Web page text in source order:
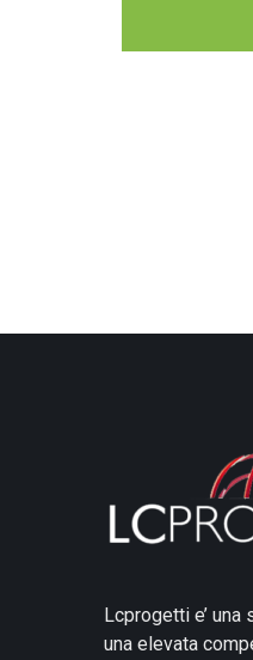
Lcprogetti e’
una elevata